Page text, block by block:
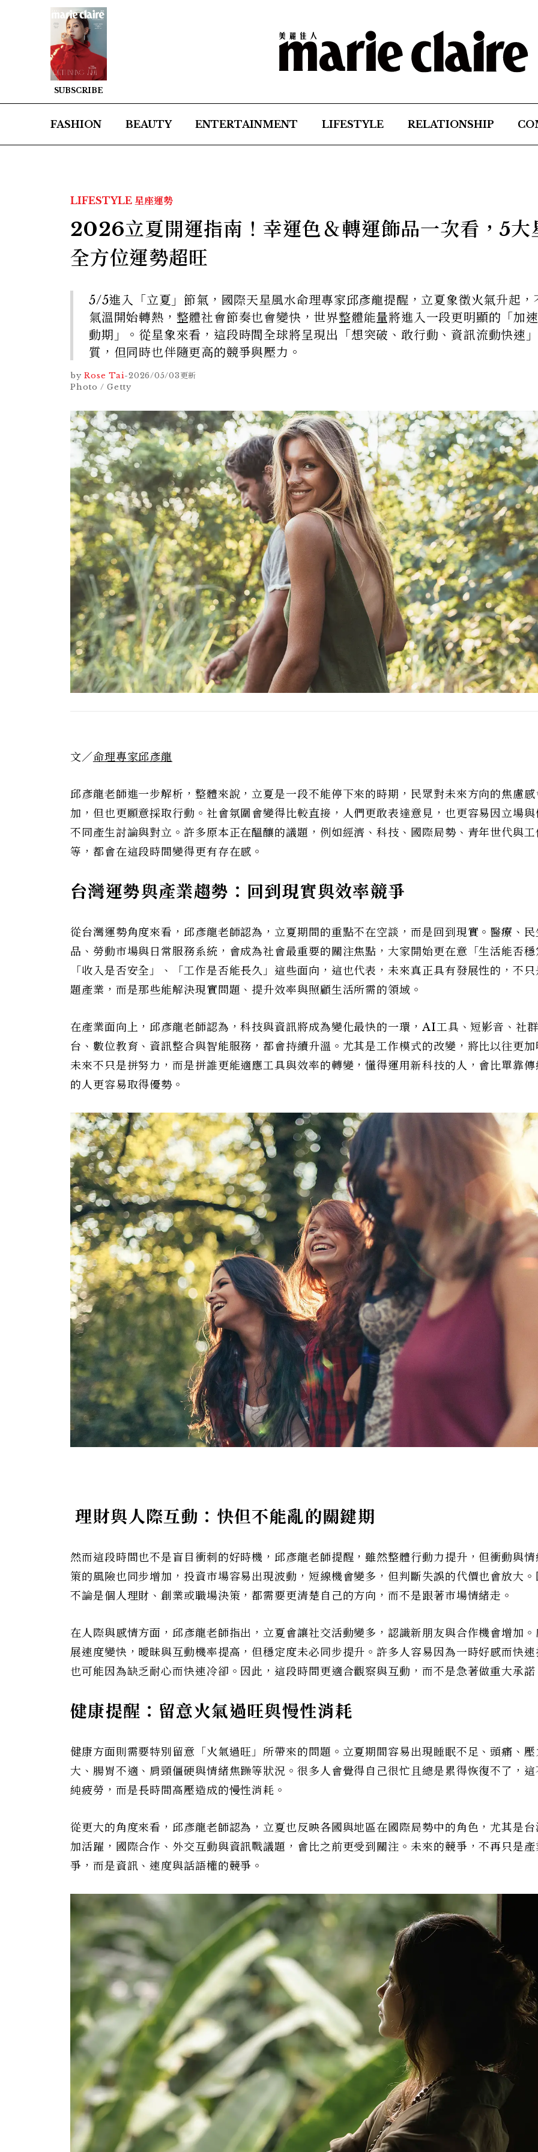
SUBSCRIBE
FASHION BEAUTY ENTERTAINMENT LIFESTYLE RELATIONSHIP
LIFESTYLE 星座運勢
2026立夏開運指南！幸運色＆轉運飾品一次看，5大
全方位運勢超旺
5/5進入「立夏」節氣，國際天星風水命理專家邱彥龍提醒，立夏象徵火氣升起，
氣溫開始轉熱，整體社會節奏也會變快，世界整體能量將進入一段更明顯的「加
動期」。從星象來看，這段時間全球將呈現出「想突破、敢行動、資訊流動快速
質，但同時也伴隨更高的競爭與壓力。
by Rose Tai-2026/05/03更新
Photo / Getty
文／命理專家邱彥龍
邱彥龍老師進一步解析，整體來說，立夏是一段不能停下來的時期，民眾對未來方向的焦慮
加，但也更願意採取行動。社會氛圍會變得比較直接，人們更敢表達意見，也更容易因立場
不同產生討論與對立。許多原本正在醞釀的議題，例如經濟、科技、國際局勢、青年世代與
等，都會在這段時間變得更有存在感。
台灣運勢與產業趨勢：回到現實與效率競爭
從台灣運勢角度來看，邱彥龍老師認為，立夏期間的重點不在空談，而是回到現實。醫療、
品、勞動市場與日常服務系統，會成為社會最重要的關注焦點，大家開始更在意「生活能否
「收入是否安全」、「工作是否能長久」這些面向，這也代表，未來真正具有發展性的，不
題產業，而是那些能解決現實問題、提升效率與照顧生活所需的領域。
在產業面向上，邱彥龍老師認為，科技與資訊將成為變化最快的一環，AI工具、短影音、社
台、數位教育、資訊整合與智能服務，都會持續升溫。尤其是工作模式的改變，將比以往更
未來不只是拼努力，而是拼誰更能適應工具與效率的轉變，懂得運用新科技的人，會比單靠
的人更容易取得優勢。
理財與人際互動：快但不能亂的關鍵期
然而這段時間也不是盲目衝刺的好時機，邱彥龍老師提醒，雖然整體行動力提升，但衝動與
策的風險也同步增加，投資市場容易出現波動，短線機會變多，但判斷失誤的代價也會放大
不論是個人理財、創業或職場決策，都需要更清楚自己的方向，而不是跟著市場情緒走。
在人際與感情方面，邱彥龍老師指出，立夏會讓社交活動變多，認識新朋友與合作機會增加
展速度變快，曖昧與互動機率提高，但穩定度未必同步提升。許多人容易因為一時好感而快
也可能因為缺乏耐心而快速冷卻。因此，這段時間更適合觀察與互動，而不是急著做重大承諾
健康提醒：留意火氣過旺與慢性消耗
健康方面則需要特別留意「火氣過旺」所帶來的問題。立夏期間容易出現睡眠不足、頭痛、
大、腸胃不適、肩頸僵硬與情緒焦躁等狀況。很多人會覺得自己很忙且總是累得恢復不了，
純疲勞，而是長時間高壓造成的慢性消耗。
從更大的角度來看，邱彥龍老師認為，立夏也反映各國與地區在國際局勢中的角色，尤其是
加活躍，國際合作、外交互動與資訊戰議題，會比之前更受到關注。未來的競爭，不再只是
爭，而是資訊、速度與話語權的競爭。